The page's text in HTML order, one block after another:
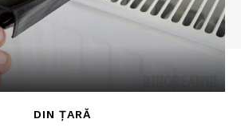
DIN ȚARĂ